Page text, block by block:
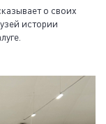
о своих
истории